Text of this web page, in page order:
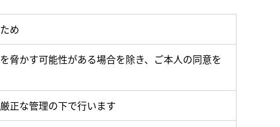
め
脅かす可能性がある場合を除き、ご本人の同意を
正な管理の下で行います